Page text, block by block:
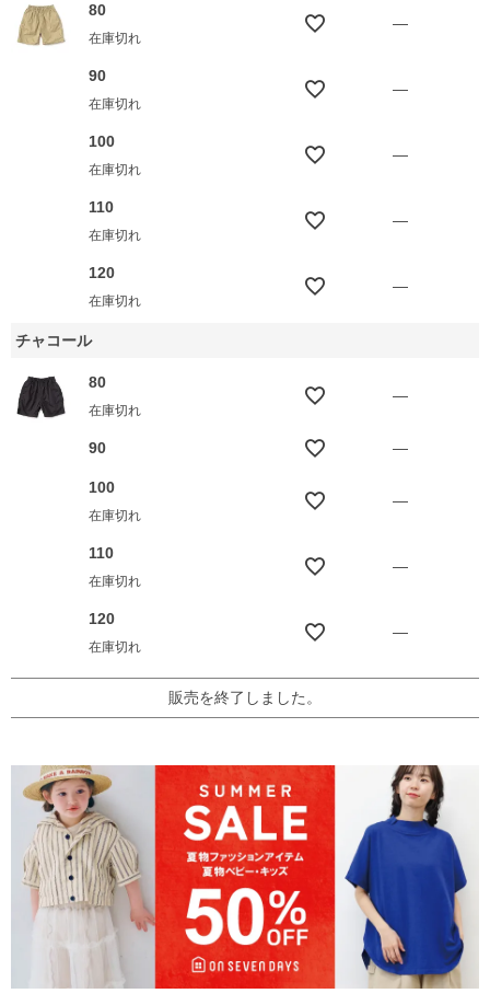
80
在庫切れ
—
90
在庫切れ
—
100
在庫切れ
—
110
在庫切れ
—
120
在庫切れ
—
チャコール
80
在庫切れ
—
90 —
100
在庫切れ
—
110
在庫切れ
—
120
在庫切れ
—
販売を終了しました。